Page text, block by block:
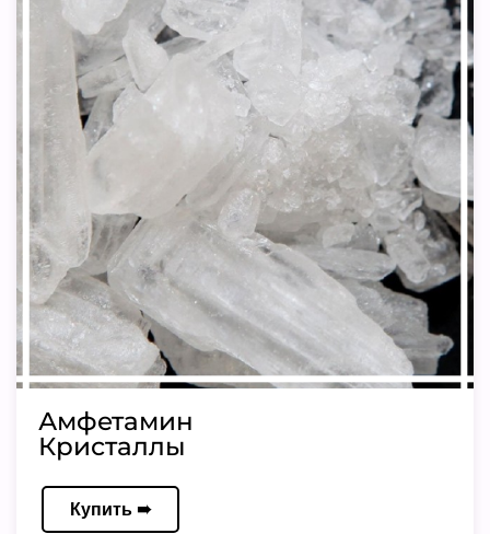
Амфетамин
Кристаллы
Купить ➠